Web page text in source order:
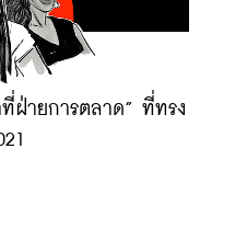
ฝ่ายการตลาด” ที่ทรง